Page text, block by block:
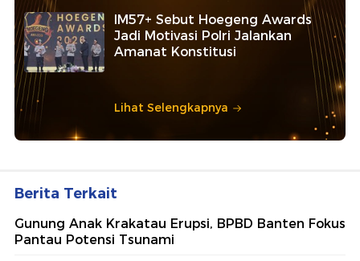
IM57+ Sebut Hoegeng Awards
Jadi Motivasi Polri Jalankan
Amanat Konstitusi
Lihat Selengkapnya
Berita Terkait
Gunung Anak Krakatau Erupsi, BPBD Banten Fokus
Pantau Potensi Tsunami